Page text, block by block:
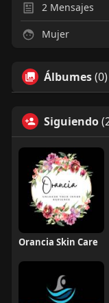
2Mensajes
Mujer
Álbumes(0)
Siguiendo
Orancia Skin Care